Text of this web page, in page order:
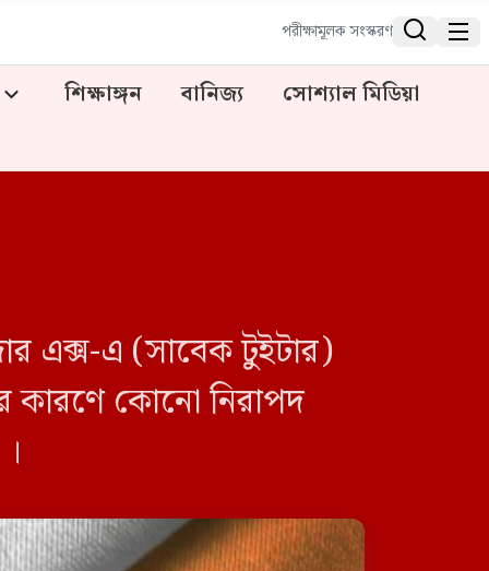
পরীক্ষামূলক সংস্করণ  
শিক্ষাঙ্গন বানিজ্য
সোশ্যাল মিডিয়া
এক্স-এ (সাবেক টুইটার)